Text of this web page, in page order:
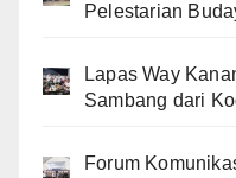
Pelestarian
Lapas Way
Sambang dari
Forum